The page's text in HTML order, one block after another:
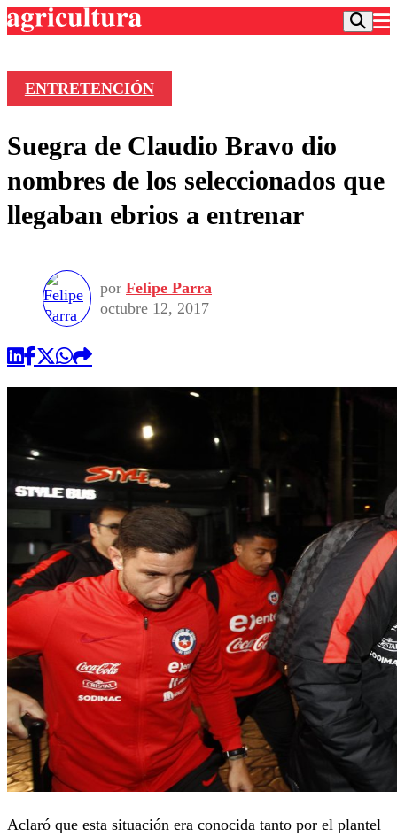
Frecuencias
Agricultura TV
Deportes
Colo Colo
Seleccion Chilena
Torneo Internacional
Entretención
Economía
Internacional
Publicaciones en medios
Opinión
ENTRETENCIÓN
Suegra de Claudio Bravo dio
nombres de los seleccionados que
llegaban ebrios a entrenar
por Felipe Parra
octubre 12, 2017
Aclaró que esta situación era conocida tanto por el plantel